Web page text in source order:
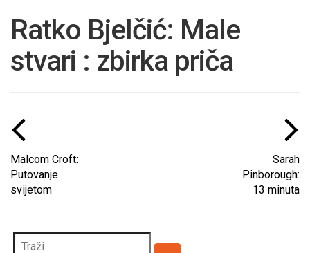
Ratko Bjelčić: Male
stvari : zbirka priča
Malcom Croft:
Putovanje
svijetom
Sarah
Pinborough:
13 minuta